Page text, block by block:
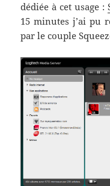
dédiée à cet usage :
15 minutes j’ai pu
par le couple